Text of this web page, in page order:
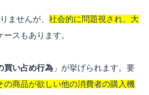
ませんが、 社会的に問題視され、大
ースもあります。
買い占め行為 」が挙げられます。要
の商品が欲しい他の消費者の購入機